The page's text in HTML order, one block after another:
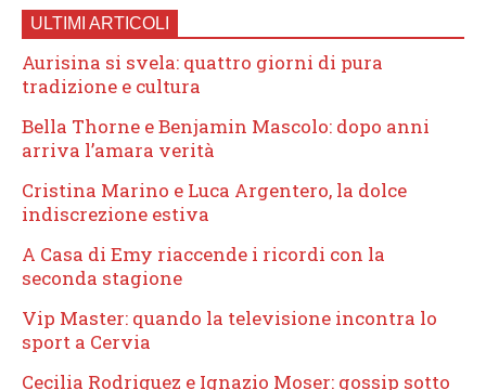
ULTIMI ARTICOLI
Aurisina si svela: quattro giorni di pura
tradizione e cultura
Bella Thorne e Benjamin Mascolo: dopo anni
arriva l’amara verità
Cristina Marino e Luca Argentero, la dolce
indiscrezione estiva
A Casa di Emy riaccende i ricordi con la
seconda stagione
Vip Master: quando la televisione incontra lo
sport a Cervia
Cecilia Rodriguez e Ignazio Moser: gossip sotto